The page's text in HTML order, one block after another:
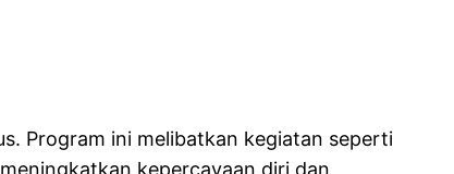
Program ini melibatkan kegiatan seperti
kepercayaan diri dan